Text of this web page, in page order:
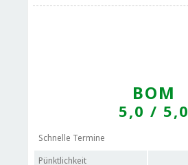
BOM
5,0 / 5,0
Schnelle Termine
Pünktlichkeit